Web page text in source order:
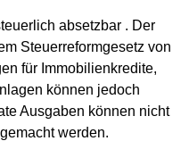
absetzbar . Der
Steuerreformgesetz von
für Immobilienkredite,
können jedoch
Ausgaben können nicht
werden.